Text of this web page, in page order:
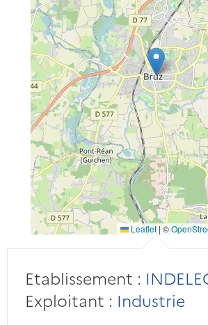
Leaflet | ©
Etablissement :
Exploitant : Industrie